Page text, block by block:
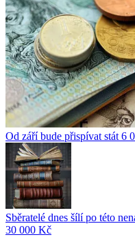
Od září bude přispívat stát 6
Sběratelé dnes šílí po této
30 000 Kč